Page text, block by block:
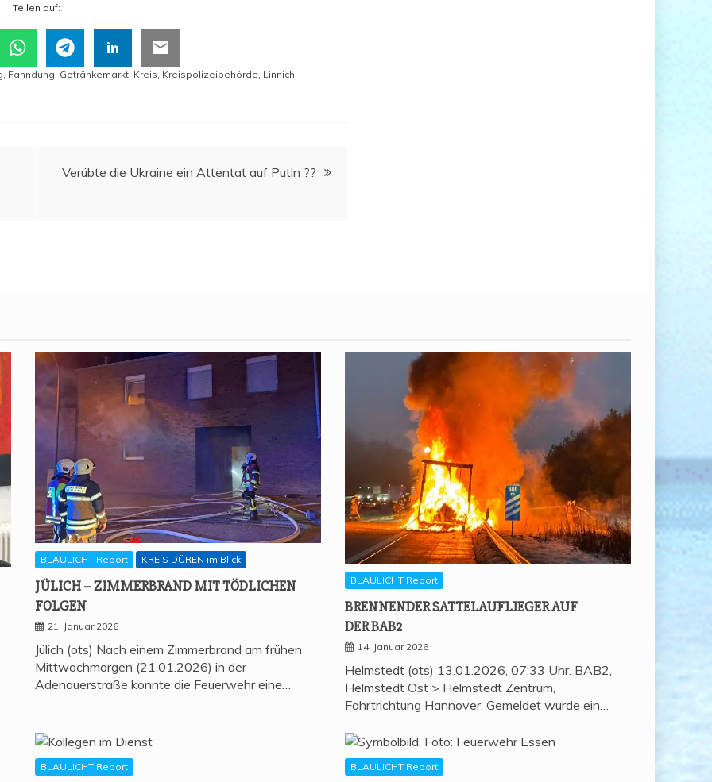
Tei­len auf:
Fahndung Getränkemarkt Kreis Kreispolizeibehörde Linnich
Ver­üb­te die Ukrai­ne ein Atten­tat auf Putin ??
BLAULICHT Report KREIS DÜREN im Blick
JÜLICH – ZIM­MER­BRAND MIT TÖD­LI­CHEN
FOLGEN
21. Januar 2026
Jülich (ots) Nach einem Zimmerbrand am frühen
Mittwochmorgen (21.01.2026) in der
Adenauerstraße konnte die Feuerwehr eine…
BLAULICHT Report
BREN­NEN­DER SAT­TEL­AUF­LIE­GER AUF
DER BAB2
14. Januar 2026
Helmstedt (ots) 13.01.2026, 07:33 Uhr. BAB2,
Helmstedt Ost > Helmstedt Zentrum,
Fahrtrichtung Hannover. Gemeldet wurde ein…
BLAULICHT Report BLAULICHT Report